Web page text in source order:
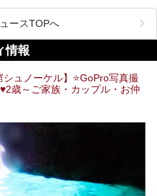
温泉地にありますが、特に九州地方は
展し、質・量ともに大変充実。九州
も決して過言では無いでしょう。
温泉ライターである筆者が過去入浴
しと泉質の良さにこだわって九州の
みて下さい！
ースTOPへ
情報
シュノーケル】⭐GoPro写真撮
歳～ご家族・カップル・お仲